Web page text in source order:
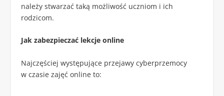
należy stwarzać taką możliwość uczniom i ich
rodzicom.
Jak zabezpieczać lekcje online
Najczęściej występujące przejawy cyberprzemocy
w czasie zajęć online to: